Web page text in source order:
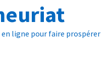
ligne pour faire prospérer